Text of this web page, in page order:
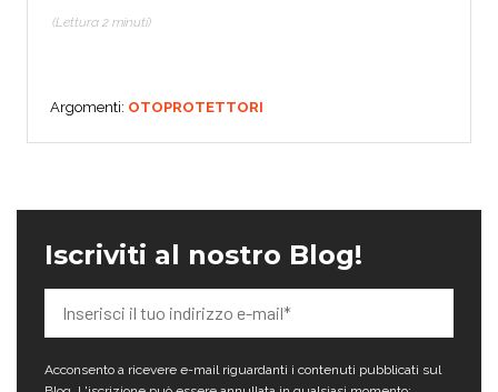
(Lettura 2 minuti)
Argomenti: OTOPROTETTORI
Iscriviti al nostro Blog!
Acconsento a ricevere e-mail riguardanti i contenuti pubblicati sul